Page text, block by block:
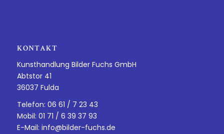
KONTAKT
Kunsthandlung Bilder Fuchs GmbH
Abtstor 41
36037 Fulda
Telefon: 06 61 / 7 23 43
Mobil: 01 71 / 6 39 37 93
E-Mail: info@bilder-fuchs.de